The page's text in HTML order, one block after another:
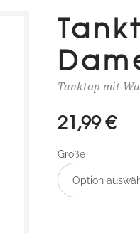
Tanktop mit
21,99€
Größe
Option